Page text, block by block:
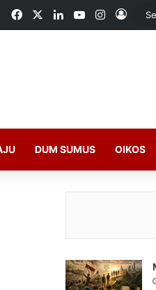
FacebookLinkedInYouTubeInstagram
Log
DUM SUMUS OIKOS